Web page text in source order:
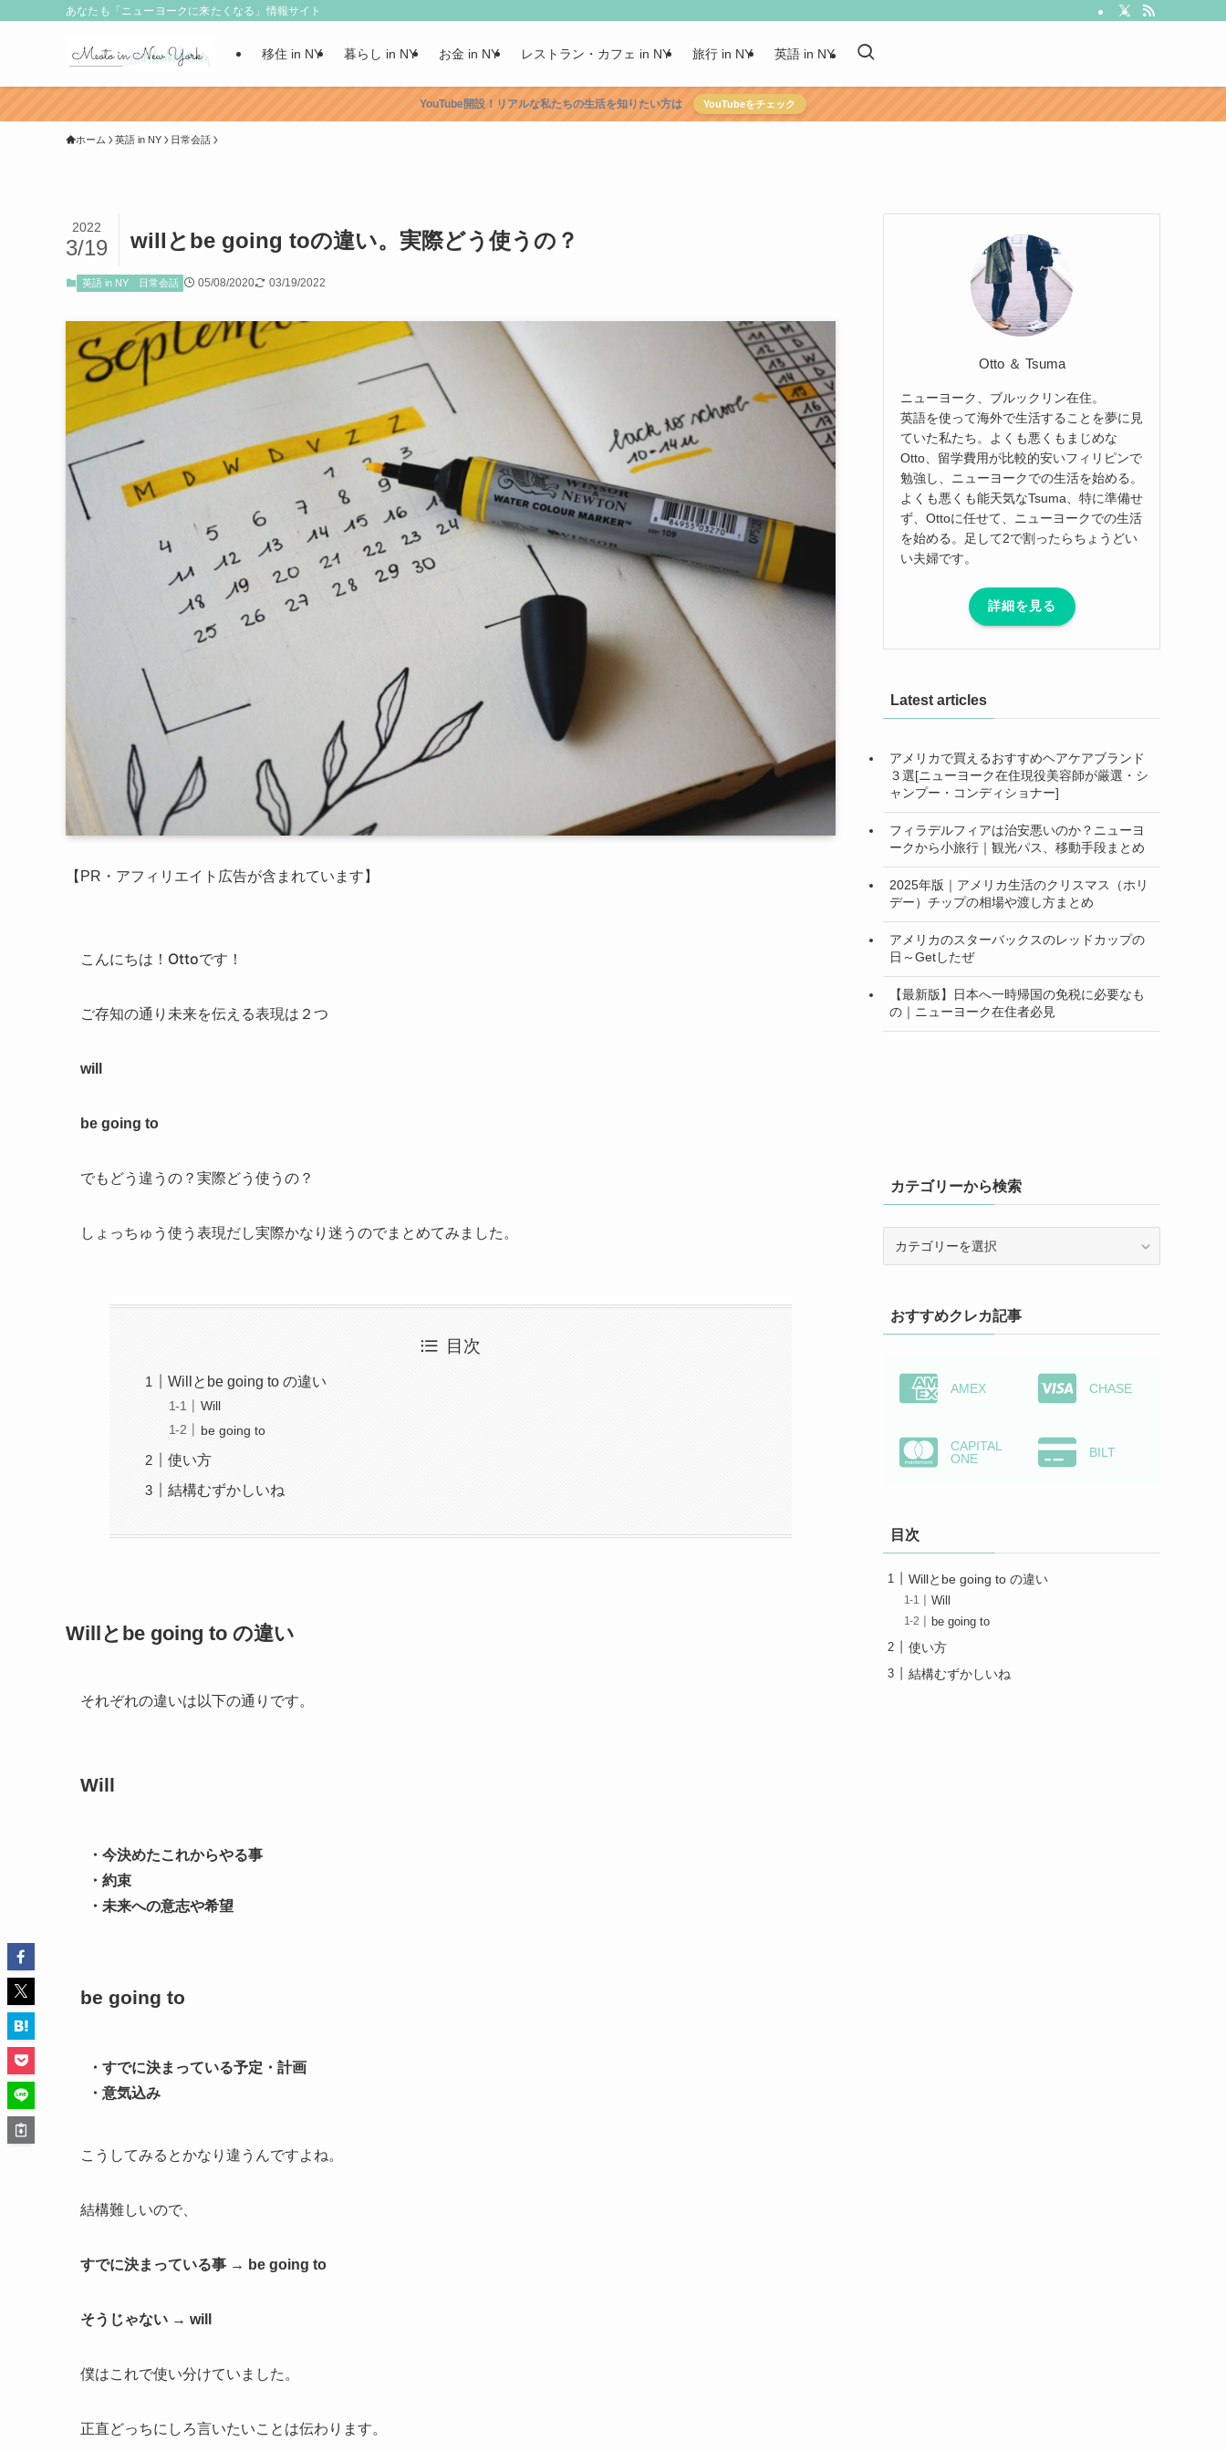
あなたも「ニューヨークに来たくなる」情報サイト
移住 in NY 暮らし in NY お金 in NY レストラン・カフェ in NY 旅行 in NY 英語 in NY
YouTube開設！リアルな私たちの生活を知りたい方は YouTubeをチェック
ホーム 英語 in NY 日常会話
willとbe going toの違い。実際どう使うの？
2022
3/19
英語 in NY 日常会話 05/08/2020 03/19/2022
【PR・アフィリエイト広告が含まれています】
こんにちは！Ottoです！
ご存知の通り未来を伝える表現は２つ
will
be going to
でもどう違うの？実際どう使うの？
しょっちゅう使う表現だし実際かなり迷うのでまとめてみました。
目次
Willとbe going to の違い
Will
be going to
使い方
結構むずかしいね
Willとbe going to の違い
それぞれの違いは以下の通りです。
Will
・今決めたこれからやる事
・約束
・未来への意志や希望
be going to
・すでに決まっている予定・計画
・意気込み
こうしてみるとかなり違うんですよね。
結構難しいので、
すでに決まっている事 → be going to
そうじゃない → will
僕はこれで使い分けていました。
正直どっちにしろ言いたいことは伝わります。
Otto ＆ Tsuma
ニューヨーク、ブルックリン在住。
英語を使って海外で生活することを夢に見
ていた私たち。よくも悪くもまじめな
Otto、留学費用が比較的安いフィリピンで
勉強し、ニューヨークでの生活を始める。
よくも悪くも能天気なTsuma、特に準備せ
ず、Ottoに任せて、ニューヨークでの生活
を始める。足して2で割ったらちょうどい
い夫婦です。
詳細を見る
Latest articles
アメリカで買えるおすすめヘアケアブランド
３選[ニューヨーク在住現役美容師が厳選・シ
ャンプー・コンディショナー]
フィラデルフィアは治安悪いのか？ニューヨ
ークから小旅行｜観光パス、移動手段まとめ
2025年版｜アメリカ生活のクリスマス（ホリ
デー）チップの相場や渡し方まとめ
アメリカのスターバックスのレッドカップの
日～Getしたぜ
【最新版】日本へ一時帰国の免税に必要なも
の｜ニューヨーク在住者必見
カテゴリーから検索
ー
か
おすすめクレカ記事
AMEX CHASE
CAPITAL
ONE
BILT
目次
Willとbe going to の違い
Will
be going to
使い方
結構むずかしいね